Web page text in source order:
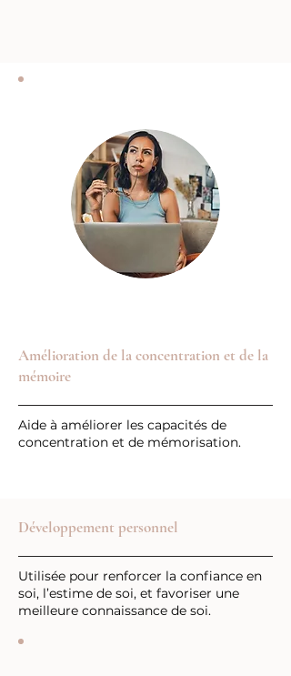
Amélioration de la concentration et de la
mémoire
Aide à améliorer les capacités de
concentration et de mémorisation.
Développement personnel
Utilisée pour renforcer la confiance en
soi, l’estime de soi, et favoriser une
meilleure connaissance de soi.